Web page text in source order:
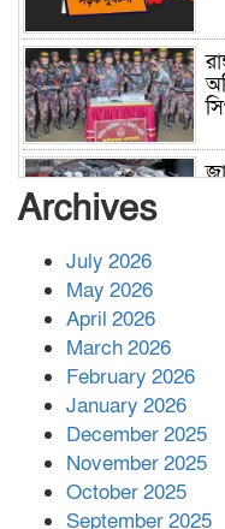
Archives
July 2026
May 2026
April 2026
March 2026
February 2026
January 2026
December 2025
November 2025
October 2025
September 2025